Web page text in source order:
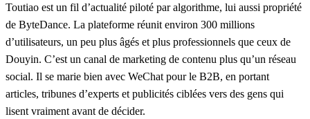
Toutiao est un fil d’actualité piloté par algorithme, lui aussi propriété
de ByteDance. La plateforme réunit environ 300 millions
d’utilisateurs, un peu plus âgés et plus professionnels que ceux de
Douyin. C’est un canal de marketing de contenu plus qu’un réseau
social. Il se marie bien avec WeChat pour le B2B, en portant
articles, tribunes d’experts et publicités ciblées vers des gens qui
lisent vraiment avant de décider.